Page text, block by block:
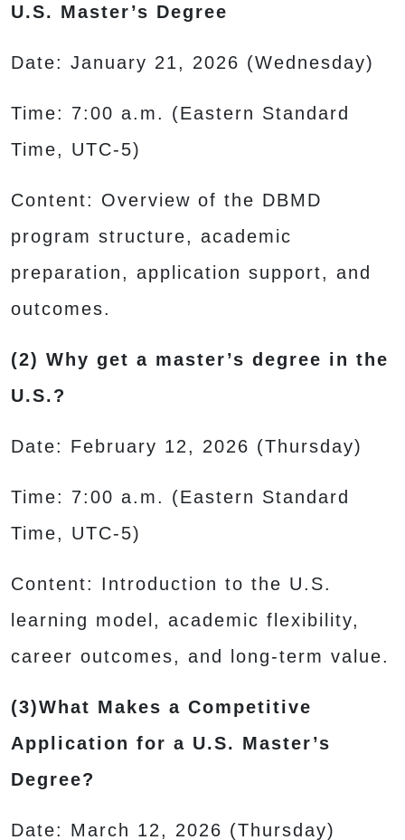
U.S. Master’s Degree
Date: January 21, 2026 (Wednesday)
Time: 7:00 a.m. (Eastern Standard
Time, UTC-5)
Content: Overview of the DBMD
program structure, academic
preparation, application support, and
outcomes.
(2) Why get a master’s degree in the
U.S.?
Date: February 12, 2026 (Thursday)
Time: 7:00 a.m. (Eastern Standard
Time, UTC-5)
Content: Introduction to the U.S.
learning model, academic flexibility,
career outcomes, and long-term value.
(3)What Makes a Competitive
Application for a U.S. Master’s
Degree?
Date: March 12, 2026 (Thursday)